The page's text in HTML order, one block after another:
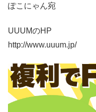
ぽこにゃん宛
UUUMのHP
http://www.uuum.jp/